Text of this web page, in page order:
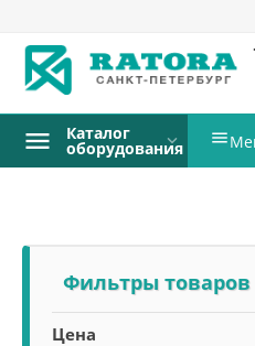
Каталог
оборудования 
Фильтры товаров
Цена